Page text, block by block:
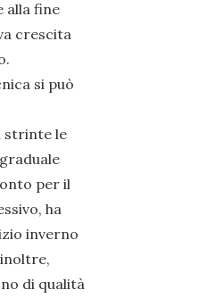
alla fine
crescita
si può
strinte le
per il
ha
inverno
di qualità